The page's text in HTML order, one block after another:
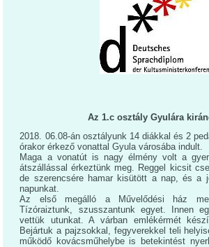
Az 1.c osztály Gyulára
2018. 06.08-án osztályunk 14 diákkal és 2
órakor érkező vonattal Gyula városába indult.
Maga a vonatút is nagy élmény volt a
átszállással érkeztünk meg. Reggel kicsit
de szerencsére hamar kisütött a nap, és a
napunkat.
Az első megálló a Művelődési ház
Tízóraiztunk, szusszantunk egyet. Innen
vettük utunkat. A várban emlékérmét
Bejártuk a pajzsokkal, fegyverekkel teli
működő kovácsműhelybe is betekintést